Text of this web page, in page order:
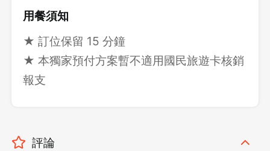
用餐須知
★ 訂位保留 15 分鐘
★ 本獨家預付方案暫不適用國民旅遊卡核銷
報支
評論